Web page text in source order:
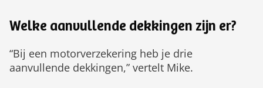
Welke aanvullende dekkingen zijn er?
“Bij een motorverzekering heb je drie
aanvullende dekkingen,” vertelt Mike.